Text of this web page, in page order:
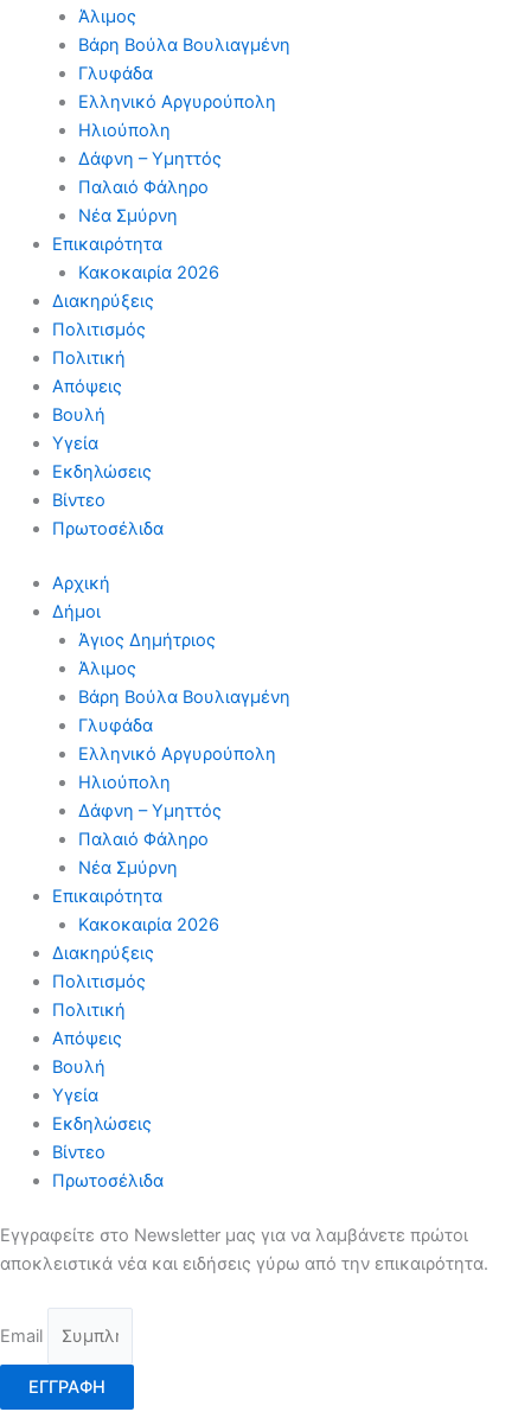
Άλιμος
Βάρη Βούλα Βουλιαγμένη
Γλυφάδα
Ελληνικό Αργυρούπολη
Ηλιούπολη
Δάφνη – Υμηττός
Παλαιό Φάληρο
Νέα Σμύρνη
Επικαιρότητα
Κακοκαιρία 2026
Διακηρύξεις
Πολιτισμός
Πολιτική
Απόψεις
Βουλή
Υγεία
Εκδηλώσεις
Βίντεο
Πρωτοσέλιδα
Αρχική
Δήμοι
Άγιος Δημήτριος
Άλιμος
Βάρη Βούλα Βουλιαγμένη
Γλυφάδα
Ελληνικό Αργυρούπολη
Ηλιούπολη
Δάφνη – Υμηττός
Παλαιό Φάληρο
Νέα Σμύρνη
Επικαιρότητα
Κακοκαιρία 2026
Διακηρύξεις
Πολιτισμός
Πολιτική
Απόψεις
Βουλή
Υγεία
Εκδηλώσεις
Βίντεο
Πρωτοσέλιδα
Εγγραφείτε στο Newsletter μας για να λαμβάνετε πρώτοι
αποκλειστικά νέα και ειδήσεις γύρω από την επικαιρότητα.
Email
ΕΓΓΡΑΦΗ